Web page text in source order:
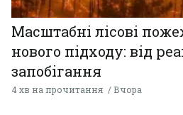
Масштабні лісові
нового підходу: від
запобігання
4 хв на прочитання Вчора